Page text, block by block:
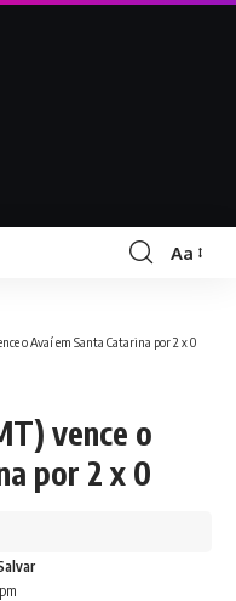
Aa
o Avaí em Santa Catarina por 2 x 0
vence o
por 2 x 0